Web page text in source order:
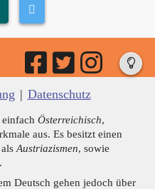
| Datenschutz
Österreichisch,
aus. Es besitzt einen
Austriazismen, sowie
Deutsch gehen jedoch über